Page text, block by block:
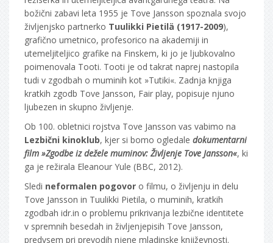
božični zabavi leta 1955 je Tove Jansson spoznala svojo
življenjsko partnerko Tuulikki Pietilä (1917-2009),
grafično umetnico, profesorico na akademiji in
utemeljiteljico grafike na Finskem, ki jo je ljubkovalno
poimenovala Tooti. Tooti je od takrat naprej nastopila
tudi v zgodbah o muminih kot »Tutiki«. Zadnja knjiga
kratkih zgodb Tove Jansson, Fair play, popisuje njuno
ljubezen in skupno življenje.
Ob 100. obletnici rojstva Tove Jansson vas vabimo na
Lezbični kinoklub, kjer si bomo ogledale dokumentarni
film »Zgodbe iz dežele muminov: Življenje Tove Jansson«, ki
ga je režirala Eleanour Yule (BBC, 2012).
Sledi neformalen pogovor o filmu, o življenju in delu
Tove Jansson in Tuulikki Pietila, o muminih, kratkih
zgodbah idr.in o problemu prikrivanja lezbične identitete
v spremnih besedah in življenjepisih Tove Jansson,
predvsem pri prevodih njene mladinske književnosti.